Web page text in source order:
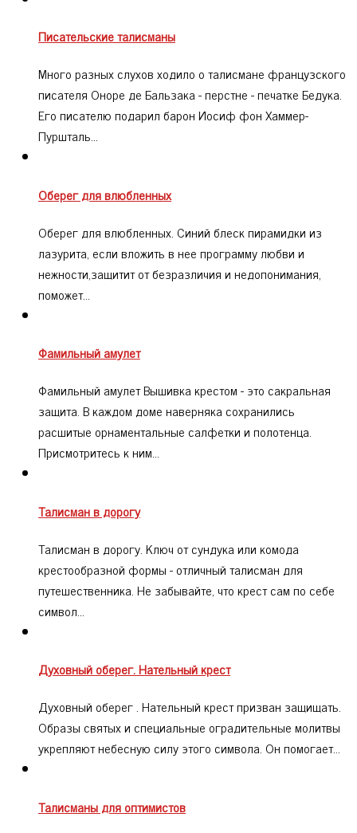
Писательские талисманы
Много разных слухов ходило о талисмане французского
писателя Оноре де Бальзака - перстне - печатке Бедука.
Его писателю подарил барон Иосиф фон Хаммер-
Пуршталь…
Оберег для влюбленных
Оберег для влюбленных. Синий блеск пирамидки из
лазурита, если вложить в нее программу любви и
нежности,защитит от безразличия и недопонимания,
поможет…
Фамильный амулет
Фамильный амулет Вышивка крестом - это сакральная
защита. В каждом доме наверняка сохранились
расшитые орнаментальные салфетки и полотенца.
Присмотритесь к ним…
Талисман в дорогу
Талисман в дорогу. Ключ от сундука или комода
крестообразной формы - отличный талисман для
путешественника. Не забывайте, что крест сам по себе
символ…
Духовный оберег. Нательный крест
Духовный оберег . Нательный крест призван защищать.
Образы святых и специальные оградительные молитвы
укрепляют небесную силу этого символа. Он помогает…
Талисманы для оптимистов